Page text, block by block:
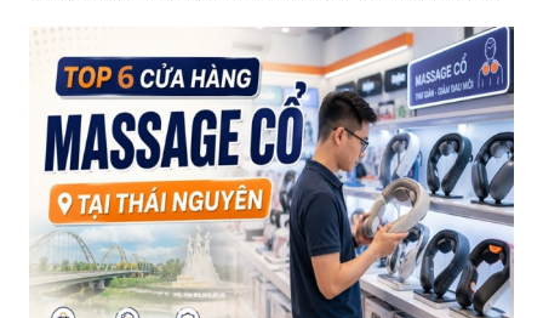
theo ngành nghề vừa thiết thực, dễ ứng dụng vừa
giúp tăng trải nghiệm và sự gắn kết trong môi trường
làm việc.